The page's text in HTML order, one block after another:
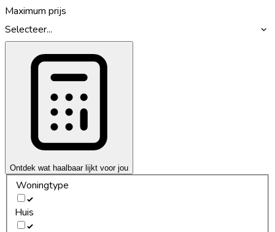
Maximum prijs
Selecteer...
Ontdek wat haalbaar lijkt voor jou
Woningtype
Huis